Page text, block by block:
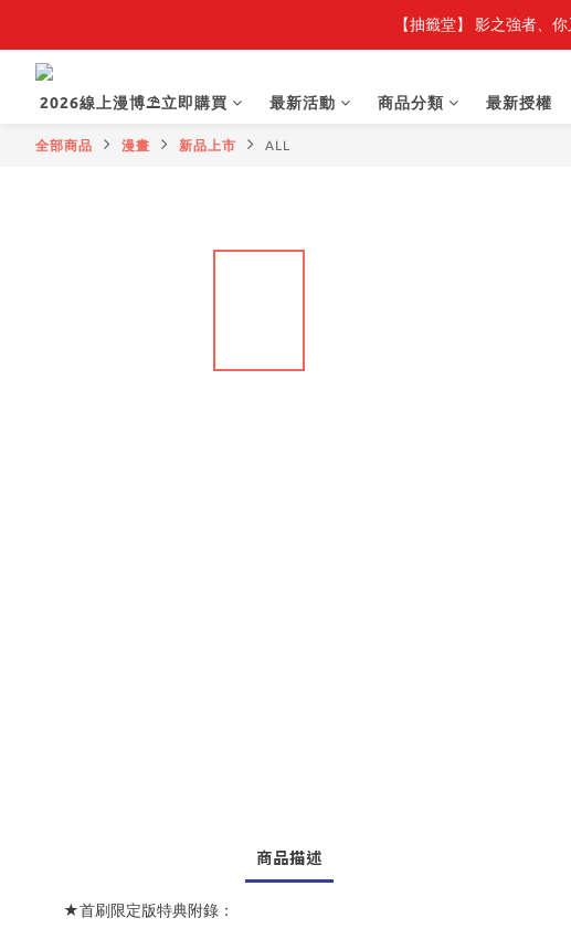
【抽籤堂】 影之強者、
2026線上漫博⛱️立即購買
最新活動 商品分類 最新授權
全部商品 漫畫 新品上市 ALL
商品描述
★首刷限定版特典附錄：